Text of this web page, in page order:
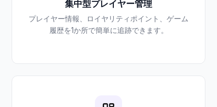
集中型プレイヤー管理
プレイヤー情報、ロイヤリティポイント、ゲーム
履歴を1か所で簡単に追跡できます。